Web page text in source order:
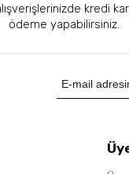
kredi
ödeme yapabilirsiniz.